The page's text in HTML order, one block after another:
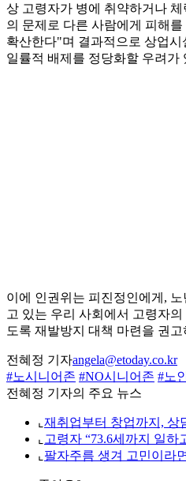
상 고령자가 병에 취약하거나
의 문제로 다른 사람에게 피해
확산한다"며 결과적으로 상업시
일률적 배제를 정당화할 우려가
이에 인권위는 피진정인에게,
고 있는 우리 사회에서 고령자
도록 재발방지 대책 마련을 권고
전혜정 기자angela@etoday.co.kr
#노시니어존 #NO시니어존 #노
전혜정 기자의 주요 뉴스
⌞ 재취업부터 창업까지, 상
⌞ 고령자 “73.6세까지 일하
⌞ 팔자주름 생겨 고민이라